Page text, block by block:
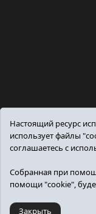
Настоящий ресурс
использует файлы
соглашаетесь с
Собранная при
помощи "cookie",
Закрыть